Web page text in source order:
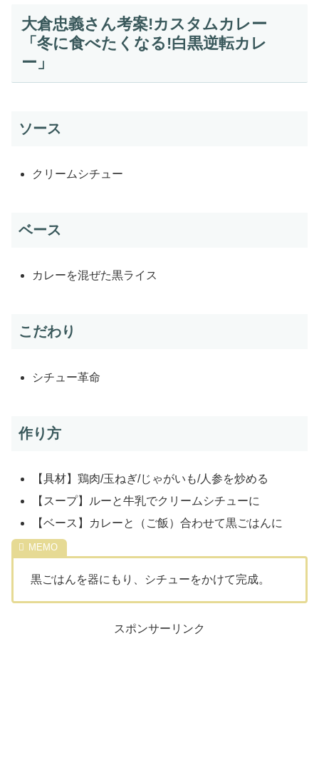
大倉忠義さん考案!カスタムカレー
「冬に食べたくなる!白黒逆転カレ
ー」
ソース
クリームシチュー
ベース
カレーを混ぜた黒ライス
こだわり
シチュー革命
作り方
【具材】鶏肉/玉ねぎ/じゃがいも/人参を炒める
【スープ】ルーと牛乳でクリームシチューに
【ベース】カレーと（ご飯）合わせて黒ごはんに
黒ごはんを器にもり、シチューをかけて完成。
スポンサーリンク